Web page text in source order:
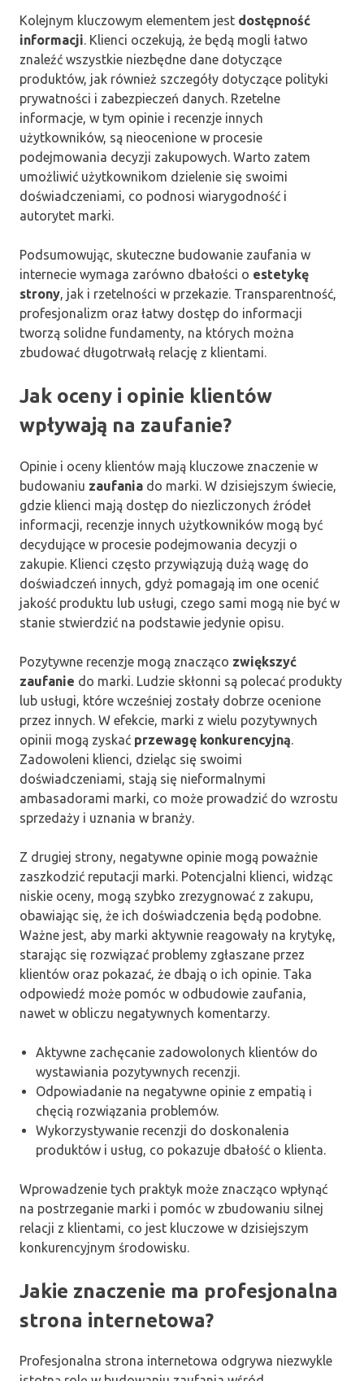
Kolejnym kluczowym elementem jest dostępność
informacji . Klienci oczekują, że będą mogli łatwo
znaleźć wszystkie niezbędne dane dotyczące
produktów, jak również szczegóły dotyczące polityki
prywatności i zabezpieczeń danych. Rzetelne
informacje, w tym opinie i recenzje innych
użytkowników, są nieocenione w procesie
podejmowania decyzji zakupowych. Warto zatem
umożliwić użytkownikom dzielenie się swoimi
doświadczeniami, co podnosi wiarygodność i
autorytet marki.
Podsumowując, skuteczne budowanie zaufania w
internecie wymaga zarówno dbałości o estetykę
strony , jak i rzetelności w przekazie. Transparentność,
profesjonalizm oraz łatwy dostęp do informacji
tworzą solidne fundamenty, na których można
zbudować długotrwałą relację z klientami.
Jak oceny i opinie klientów
wpływają na zaufanie?
Opinie i oceny klientów mają kluczowe znaczenie w
budowaniu zaufania do marki. W dzisiejszym świecie,
gdzie klienci mają dostęp do niezliczonych źródeł
informacji, recenzje innych użytkowników mogą być
decydujące w procesie podejmowania decyzji o
zakupie. Klienci często przywiązują dużą wagę do
doświadczeń innych, gdyż pomagają im one ocenić
jakość produktu lub usługi, czego sami mogą nie być w
stanie stwierdzić na podstawie jedynie opisu.
Pozytywne recenzje mogą znacząco zwiększyć
zaufanie do marki. Ludzie skłonni są polecać produkty
lub usługi, które wcześniej zostały dobrze ocenione
przez innych. W efekcie, marki z wielu pozytywnych
opinii mogą zyskać przewagę konkurencyjną
Zadowoleni klienci, dzieląc się swoimi
doświadczeniami, stają się nieformalnymi
ambasadorami marki, co może prowadzić do wzrostu
sprzedaży i uznania w branży.
Z drugiej strony, negatywne opinie mogą poważnie
zaszkodzić reputacji marki. Potencjalni klienci, widząc
niskie oceny, mogą szybko zrezygnować z zakupu,
obawiając się, że ich doświadczenia będą podobne.
Ważne jest, aby marki aktywnie reagowały na krytykę,
starając się rozwiązać problemy zgłaszane przez
klientów oraz pokazać, że dbają o ich opinie. Taka
odpowiedź może pomóc w odbudowie zaufania,
nawet w obliczu negatywnych komentarzy.
Aktywne zachęcanie zadowolonych klientów do
wystawiania pozytywnych recenzji.
Odpowiadanie na negatywne opinie z empatią i
chęcią rozwiązania problemów.
Wykorzystywanie recenzji do doskonalenia
produktów i usług, co pokazuje dbałość o klienta.
Wprowadzenie tych praktyk może znacząco wpłynąć
na postrzeganie marki i pomóc w zbudowaniu silnej
relacji z klientami, co jest kluczowe w dzisiejszym
konkurencyjnym środowisku.
Jakie znaczenie ma profesjonalna
strona internetowa?
Profesjonalna strona internetowa odgrywa niezwykle